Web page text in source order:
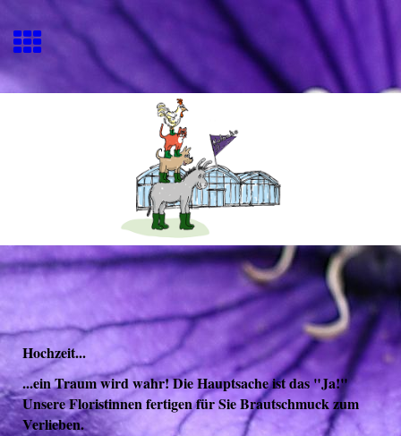
Hochzeit...
...ein Traum wird wahr! Die Hauptsache ist das "Ja!"
Unsere Floristinnen fertigen für Sie Brautschmuck zum
Verlieben.